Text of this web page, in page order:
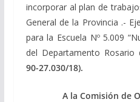
incorporar al plan de
General de la Provincia .-
para la Escuela Nº 5.009
del Departamento Rosario
90-27.030/18).
A la Comisión de